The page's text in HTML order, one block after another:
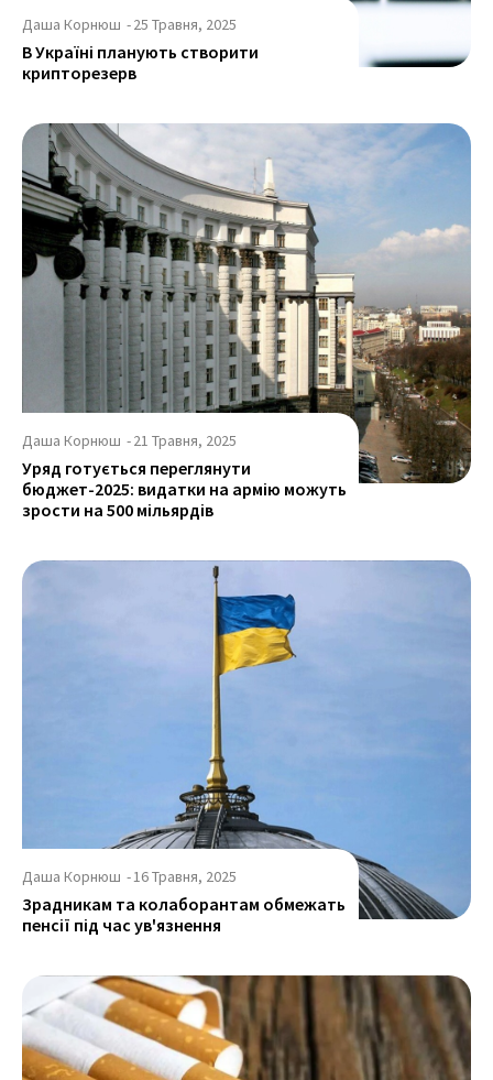
Даша Корнюш -25 Травня, 2025
В Україні планують створити
крипторезерв
Даша Корнюш -21 Травня, 2025
Уряд готується переглянути
бюджет-2025: видатки на армію можуть
зрости на 500 мільярдів
Даша Корнюш -16 Травня, 2025
Зрадникам та колаборантам обмежать
пенсії під час ув'язнення